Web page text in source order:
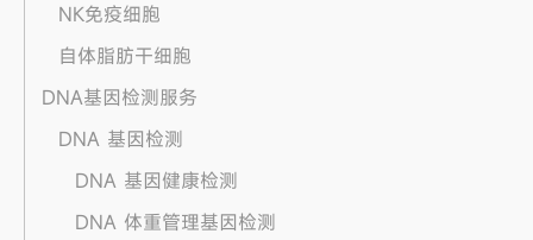
NK免疫细胞
自体脂肪干细胞
DNA基因检测服务
DNA 基因检测
DNA 基因健康检测
DNA 体重管理基因检测